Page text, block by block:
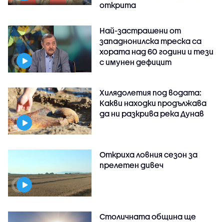
открита
Най-застрашени от
западнонилска треска са
хората над 60 години и тези
с имунен дефицит
Хилядолетия под водата:
Какви находки продължава
да ни разкрива река Дунав
Откриха ловния сезон за
прелетен дивеч
Столичната община ще